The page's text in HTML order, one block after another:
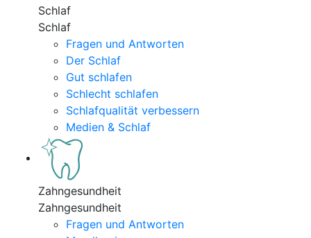
Schlaf
Schlaf
Fragen und Antworten
Der Schlaf
Gut schlafen
Schlecht schlafen
Schlafqualität verbessern
Medien & Schlaf
Zahngesundheit
Zahngesundheit
Fragen und Antworten